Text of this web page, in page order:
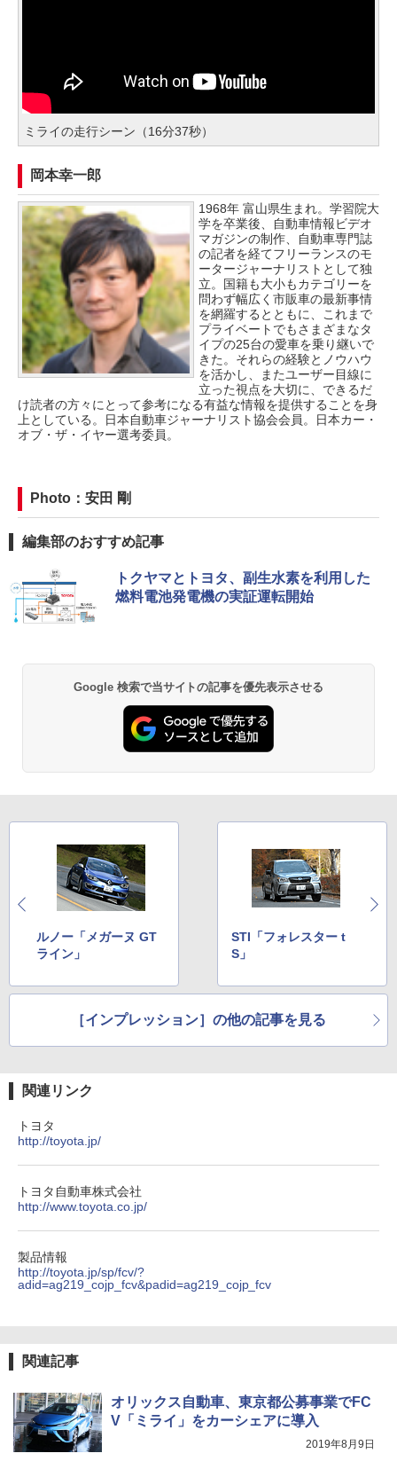
ミライの走行シーン（16分37秒）
岡本幸一郎
1968年 富山県生まれ。学習院大
学を卒業後、自動車情報ビデオ
マガジンの制作、自動車専門誌
の記者を経てフリーランスのモ
ータージャーナリストとして独
立。国籍も大小もカテゴリーを
問わず幅広く市販車の最新事情
を網羅するとともに、これまで
プライベートでもさまざまなタ
イプの25台の愛車を乗り継いで
きた。それらの経験とノウハウ
を活かし、またユーザー目線に
立った視点を大切に、できるだ
け読者の方々にとって参考になる有益な情報を提供することを身
上としている。日本自動車ジャーナリスト協会会員。日本カー・
オブ・ザ・イヤー選考委員。
Photo：安田 剛
編集部のおすすめ記事
トクヤマとトヨタ、副生水素を利用した
燃料電池発電機の実証運転開始
Google 検索で当サイトの記事を優先表示させる
ルノー「メガーヌ GT
ライン」
STI「フォレスター t
S」
［インプレッション］の他の記事を見る
関連リンク
トヨタ
http://toyota.jp/
トヨタ自動車株式会社
http://www.toyota.co.jp/
製品情報
http://toyota.jp/sp/fcv/?
adid=ag219_cojp_fcv&padid=ag219_cojp_fcv
関連記事
オリックス自動車、東京都公募事業でFC
V「ミライ」をカーシェアに導入
2019年8月9日